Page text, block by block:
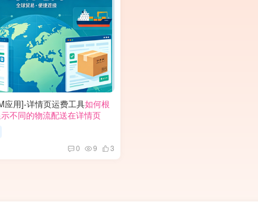
应用]-详情页运费工具如何根
不同的物流配送在详情页
0 9 3